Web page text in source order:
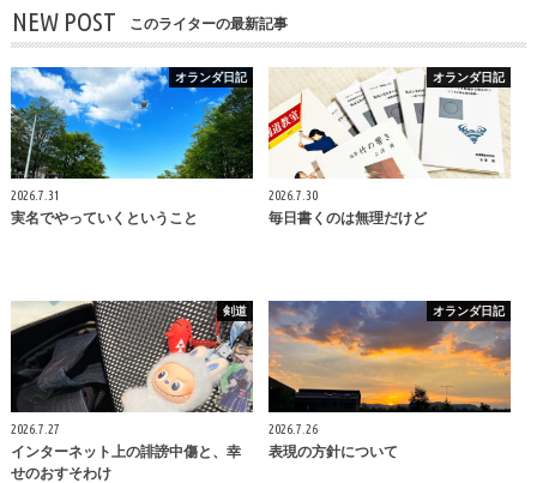
NEW POST このライターの最新記事
オランダ日記
2026.7.31
実名でやっていくということ
オランダ日記
2026.7.30
毎日書くのは無理だけど
剣道
2026.7.27
インターネット上の誹謗中傷と、幸
せのおすそわけ
オランダ日記
2026.7.26
表現の方針について